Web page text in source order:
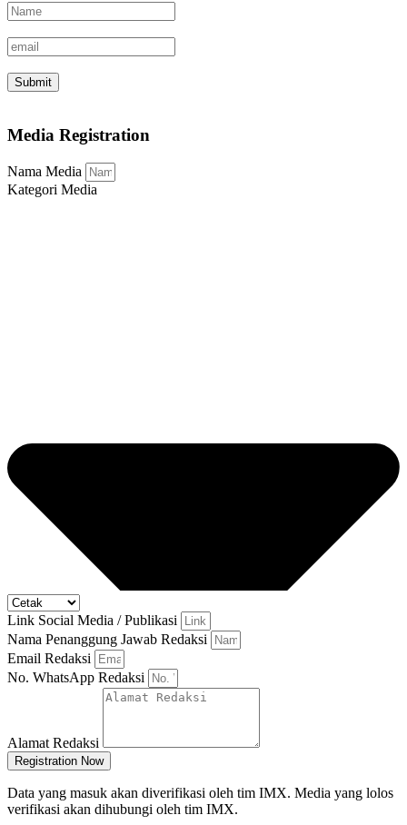
Submit
Media Registration
Nama Media
Kategori Media
Link Social Media / Publikasi
Nama Penanggung Jawab Redaksi
Email Redaksi
No. WhatsApp Redaksi
Alamat Redaksi
Registration Now
Data yang masuk akan diverifikasi oleh tim IMX. Media yang lolos
verifikasi akan dihubungi oleh tim IMX.